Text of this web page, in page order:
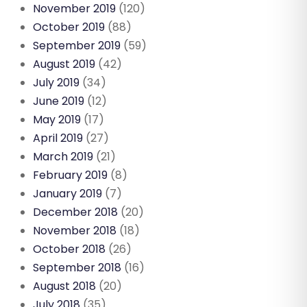
November 2019 (120)
October 2019 (88)
September 2019 (59)
August 2019 (42)
July 2019 (34)
June 2019 (12)
May 2019 (17)
April 2019 (27)
March 2019 (21)
February 2019 (8)
January 2019 (7)
December 2018 (20)
November 2018 (18)
October 2018 (26)
September 2018 (16)
August 2018 (20)